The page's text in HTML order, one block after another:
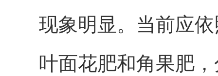
现象明显。 当前应
叶面花肥和角果肥